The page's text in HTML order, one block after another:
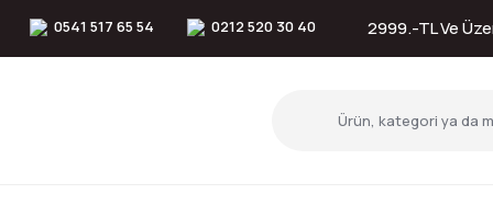
0541 517 65 54 0212 520 30 40 2999.-TL Ve